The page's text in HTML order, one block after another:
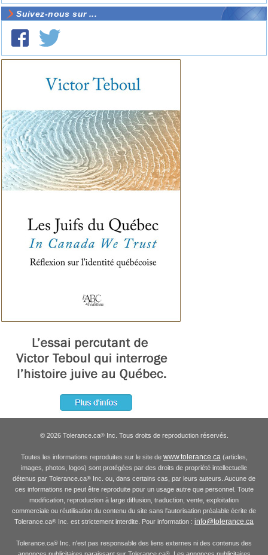
Suivez-nous sur ...
© 2026 Tolerance.ca®Inc. Tous droits de reproduction réservés.
Toutes les informations reproduites sur le site de www.tolerance.ca(articles,
images, photos, logos) sont protégées par des droits de propriété intellectuelle
détenus par Tolerance.ca® Inc. ou, dans certains cas, par leurs auteurs. Aucune de
ces informations ne peut être reproduite pour un usage autre que personnel. Toute
modification, reproduction à large diffusion, traduction, vente, exploitation
commerciale ou réutilisation du contenu du site sans l'autorisation préalable écrite de
Tolerance.ca® Inc. est strictement interdite. Pour information : info@tolerance.ca
Tolerance.ca® Inc. n'est pas responsable des liens externes ni des contenus des